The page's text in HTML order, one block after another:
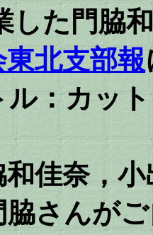
した門脇
北支部報
ル：カッ
和佳奈，
さんが